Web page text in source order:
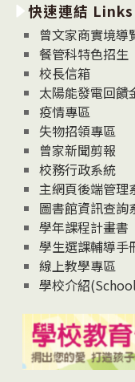
消
息
News
快速連結 Links
曾文家商實境導
餐管科特色招生
校長信箱
太陽能發電回饋
疫情專區
失物招領專區
曾家新聞剪報
校務行政系統
主網頁後端管理
圖書館資訊查詢
學年課程計畫書
學生選課輔導手
線上教學專區
學校介紹